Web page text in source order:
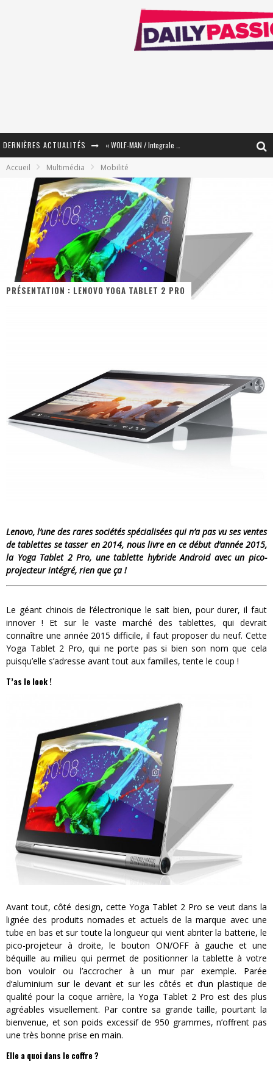
DERNIÈRES ACTUALITÉS
« Mon Village Révolté » - Combattre un Projet !
Star Fox
PsyRiver 2026 : la magie revient sur les rives de l’Aar
« MOFUSAND / Parler Japonais » – Des Expressions Pratiques !
« Damn Them All » - Un duo de Choc !
Accueil Multimédia Mobilité
PRÉSENTATION : LENOVO YOGA TABLET 2 PRO
Lenovo, l’une des rares sociétés spécialisées qui n’a pas vu ses ventes
de tablettes se tasser en 2014, nous livre en ce début d’année 2015,
la Yoga Tablet 2 Pro, une tablette hybride Android avec un pico-
projecteur intégré, rien que ça !
Le géant chinois de l’électronique le sait bien, pour durer, il faut
innover ! Et sur le vaste marché des tablettes, qui devrait
connaître une année 2015 difficile, il faut proposer du neuf. Cette
Yoga Tablet 2 Pro, qui ne porte pas si bien son nom que cela
puisqu’elle s’adresse avant tout aux familles, tente le coup !
T’as le look !
Avant tout, côté design, cette Yoga Tablet 2 Pro se veut dans la
lignée des produits nomades et actuels de la marque avec une
tube en bas et sur toute la longueur qui vient abriter la batterie, le
pico-projeteur à droite, le bouton ON/OFF à gauche et une
béquille au milieu qui permet de positionner la tablette à votre
bon vouloir ou l’accrocher à un mur par exemple. Parée
d’aluminium sur le devant et sur les côtés et d’un plastique de
qualité pour la coque arrière, la Yoga Tablet 2 Pro est des plus
agréables visuellement. Par contre sa grande taille, pourtant la
bienvenue, et son poids excessif de 950 grammes, n’offrent pas
une très bonne prise en main.
Elle a quoi dans le coffre ?